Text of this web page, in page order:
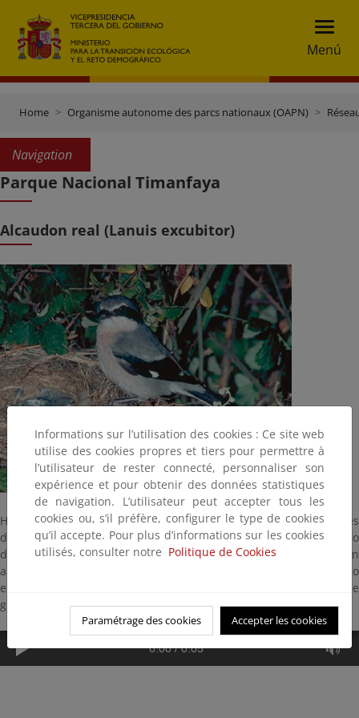
Menú
Home Organisme autonome des parcs nationaux (OAPN)
Navigation
Parque Nacional Timanfaya
Alcaudon real (Lanuis excubitor)
Habita en carrascales, bordes de bosques y terrenos con árboles
dispersos. Necesita superficies despejadas con algún posadero
desde donde vigilar. Tiene 24 centímetros y su alimentación
abarca desde pequeños pájaros hasta grandes insectos. El nido lo
emplaza generalmente en arbustos y en ocasiones en árboles de
gran porte. Cría de abril a junio.
0:00 / 0:05
Informations sur l’utilisation des cookies : Ce site web
utilise des cookies propres et tiers pour permettre à
l’utilisateur de rester connecté, personnaliser son
expérience et pour obtenir des données statistiques
de navigation. L’utilisateur peut accepter tous les
cookies ou, s’il préfère, configurer le type de cookies
qu’il accepte. Pour plus d’informations sur les cookies
utilisés, consulter notre Politique de Cookies
Paramétrage des cookies Accepter les cookies